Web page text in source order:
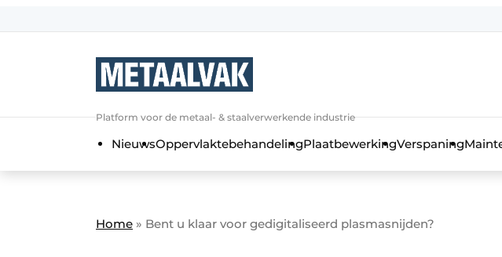
Algemene voorwaarden
Direct contact
Platform voor de metaal- & staalverwerkende industrie
NieuwsOppervlaktebehandelingPlaatbewerkingVerspaning
Home » Bent u klaar voor gedigitaliseerd plasmasnijden?